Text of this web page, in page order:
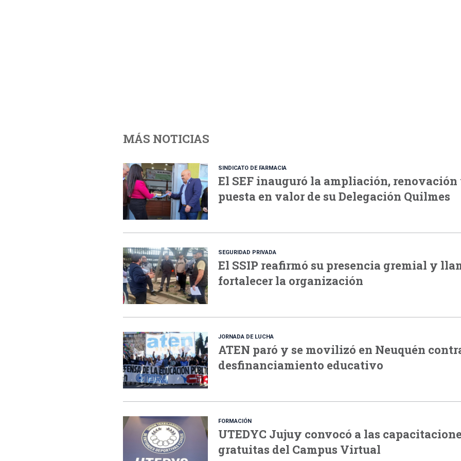
MÁS NOTICIAS
SINDICATO DE FARMACIA
El SEF inauguró la ampliación, renovación
puesta en valor de su Delegación Quilmes
SEGURIDAD PRIVADA
El SSIP reafirmó su presencia gremial y
fortalecer la organización
JORNADA DE LUCHA
ATEN paró y se movilizó en Neuquén
desfinanciamiento educativo
FORMACIÓN
UTEDYC Jujuy convocó a las
gratuitas del Campus Virtual